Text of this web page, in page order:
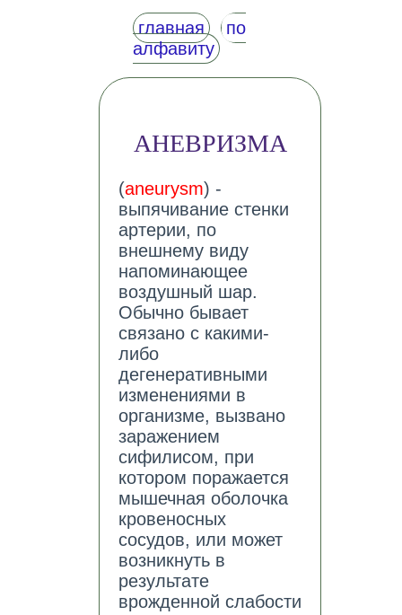
главная
по
алфавиту
АНЕВРИЗМА
(aneurysm) -
выпячивание стенки
артерии, по
внешнему виду
напоминающее
воздушный шар.
Обычно бывает
связано с какими-
либо
дегенеративными
изменениями в
организме, вызвано
заражением
сифилисом, при
котором поражается
мышечная оболочка
кровеносных
сосудов, или может
возникнуть в
результате
врожденной слабости